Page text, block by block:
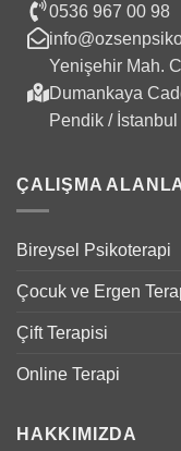
0536 967 00 98
Yenişehir Mah.
Dumankaya
Pendik / İstanbul
ÇALIŞMA
Bireysel Psikoterapi
Çocuk ve Ergen
Çift Terapisi
Online Terapi
HAKKIMIZDA